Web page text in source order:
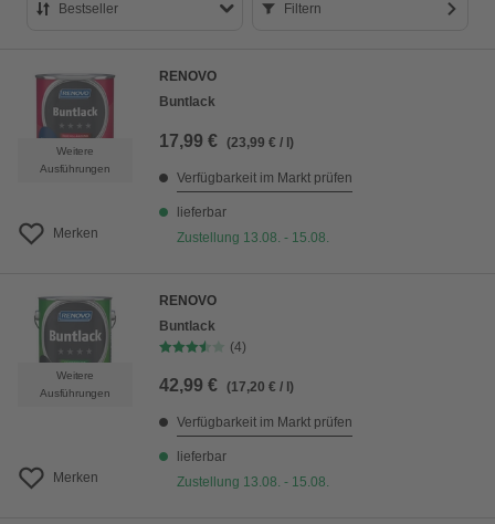
Bestseller
Preis aufsteigend
Preis absteigend
Bewertung
Filtern
Weitere
Ausführungen
Merken
RENOVO
Buntlack
17,99 € (23,99 € / l)
Verfügbarkeit im Markt prüfen
lieferbar
Zustellung 13.08. - 15.08.
Weitere
Ausführungen
Merken
RENOVO
Buntlack
(4)
42,99 € (17,20 € / l)
Verfügbarkeit im Markt prüfen
lieferbar
Zustellung 13.08. - 15.08.